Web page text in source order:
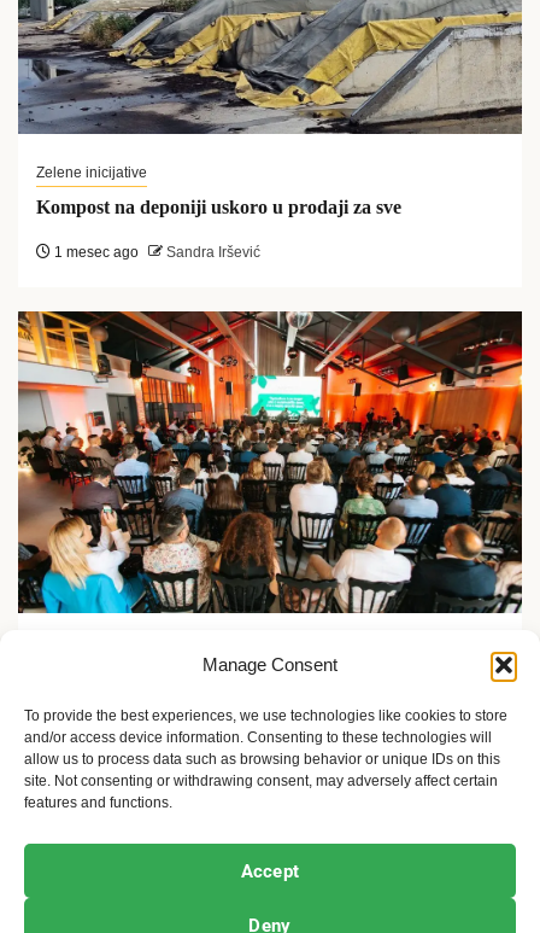
Manage Consent
To provide the best experiences, we use technologies like cookies to store
and/or access device information. Consenting to these technologies will
allow us to process data such as browsing behavior or unique IDs on this
site. Not consenting or withdrawing consent, may adversely affect certain
features and functions.
Accept
Deny
Zelene inicijative
Kompost na deponiji uskoro u prodaji za sve
1 mesec ago Sandra Iršević
vrednosti
2 meseca ago Sandra Iršević
Ekologija i održivost